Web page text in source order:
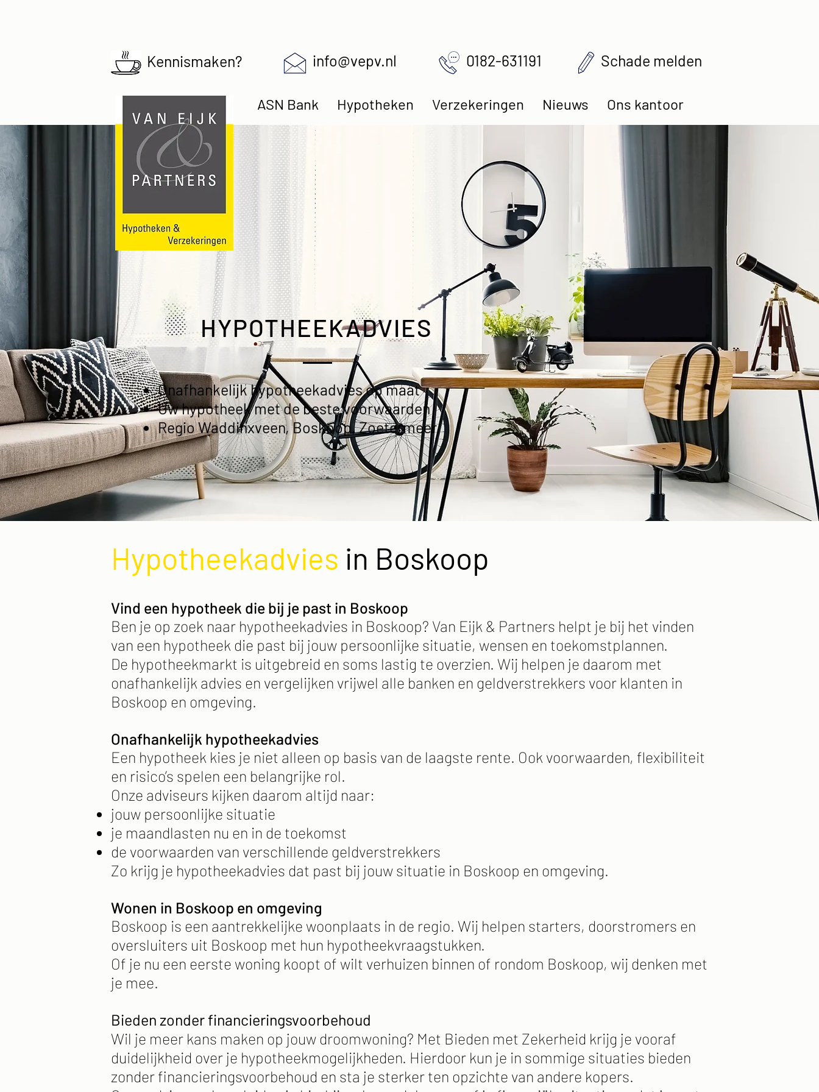
Kennismaken? info@vepv.nl 0182-631191 Schade melden
Hypotheekadvies in Boskoop
Vind een hypotheek die bij je past in Boskoop
Ben je op zoek naar hypotheekadvies in Boskoop? Van Eijk & Partners helpt je bij het vinden
van een hypotheek die past bij jouw persoonlijke situatie, wensen en toekomstplannen.
De hypotheekmarkt is uitgebreid en soms lastig te overzien. Wij helpen je daarom met
onafhankelijk advies en vergelijken vrijwel alle banken en geldverstrekkers voor klanten in
Boskoop en omgeving.
Onafhankelijk hypotheekadvies
Een hypotheek kies je niet alleen op basis van de laagste rente. Ook voorwaarden, flexibiliteit
en risico’s spelen een belangrijke rol.
Onze adviseurs kijken daarom altijd naar:
jouw persoonlijke situatie
je maandlasten nu en in de toekomst
de voorwaarden van verschillende geldverstrekkers
Zo krijg je hypotheekadvies dat past bij jouw situatie in Boskoop en omgeving.
Wonen in Boskoop en omgeving
Boskoop is een aantrekkelijke woonplaats in de regio. Wij helpen starters, doorstromers en
oversluiters uit Boskoop met hun hypotheekvraagstukken.
Of je nu een eerste woning koopt of wilt verhuizen binnen of rondom Boskoop, wij denken met
je mee.
Bieden zonder financieringsvoorbehoud
Wil je meer kans maken op jouw droomwoning? Met Bieden met Zekerheid krijg je vooraf
duidelijkheid over je hypotheekmogelijkheden. Hierdoor kun je in sommige situaties bieden
zonder financieringsvoorbehoud en sta je sterker ten opzichte van andere kopers.
HYPOTHEEKADVIES
Onafhankelijk hypotheekadvies op maat
Uw hypotheek met de beste voorwaarden
Regio Waddinxveen, Boskoop, Zoetermeer
ASN Bank Hypotheken Verzekeringen Nieuws Ons kantoor